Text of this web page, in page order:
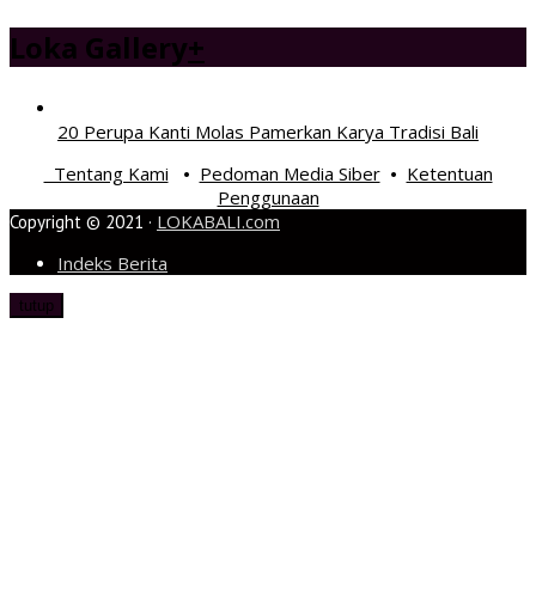
Loka Gallery+
20 Perupa Kanti Molas Pamerkan Karya Tradisi Bali
Tentang Kami • Pedoman Media Siber• Ketentuan
Penggunaan
Copyright © 2021 · LOKABALI.com
Indeks Berita
tutup